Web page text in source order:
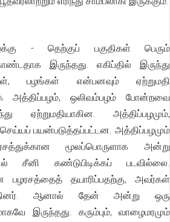
- தெற்குப் பகுதிகள் பெரும்
இருந்தது. எகிப்தில் இருந்து
பழங்கள் என்பனவும் ஏற்றுமதி
அத்திப்பழம், ஒலிவம்பழம் போன்றவை
ஏற்றுமதியாகின. அத்திப்பழமும்,
செய்யப் பயன்படுத்தப்பட்டன. அத்திப்பழமும்
மூலப்பொருளாக அன்று
சீனி கண்டுபிடிக்கப் படவில்லை.
பழரசத்தைத் தயாரிப்பதற்கு, அவர்கள்
ஆனால் தேன் அன்று ஒரு
இருந்தது. கரும்பும், வாழைமரமும்